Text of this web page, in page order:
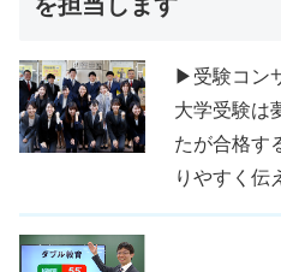
▶受験コン
大学受験は
たが合格す
りやすく伝